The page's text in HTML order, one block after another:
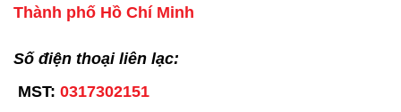
Thành phố Hồ Chí Minh
Số điện thoại liên lạc:
MST: 0317302151